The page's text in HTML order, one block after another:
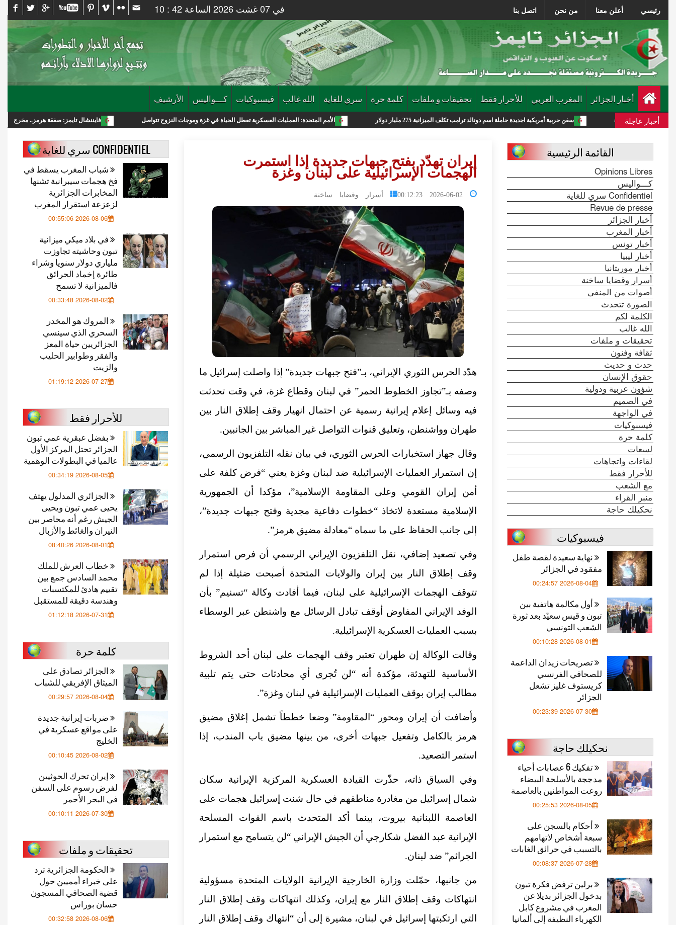
رئيسي أعلن معنا من نحن اتصل بنا في 07 غشت 2026 الساعة 42 : 10
أخبار الجزائر المغرب العربي للأحرار فقط تحقيقات و ملفات كلمة حرة سري للغاية الله غالب فيسبوكيات كـــواليس الأرشيف
أخبار عاجلة فايننشال تايمز: صفقة هرمز.. مخرج لترامب أم انتصار الأمم المتحدة: العمليات العسكرية تعطل الحياة في غزة وموجات النزوح تتواصل سفن حربية أمريكية اجديدة حاملة اسم دونالد ترامب تكلف الميزانية 275 مليار دولار جديدة
CONFIDENTIEL سري للغاية
شباب المغرب يسقط في
فخ هجمات سيبرانية تشنها
المخابرات الجزائرية
لزعزعة استقرار المغرب
2026-08-06 00:55:06
في بلاد ميكي ميزانية
تبون وحاشيته تجاوزت
ملياري دولار سنويا وشراء
طائرة إخماد الحرائق
فالميزانية لا تسمح
2026-08-02 00:33:48
المروك هو المخدر
السحري الذي سينسي
الجزائريين حياة المعز
والفقر وطوابير الحليب
والزيت
2026-07-27 01:19:12
للأحرار فقط
بفضل عبقرية عمي تبون
الجزائر تحتل المركز الأول
عالميا في البطولات الوهمية
2026-08-05 00:34:19
الجزائري المدلول يهتف
يحيى عمي تبون ويحيى
الجيش رغم أنه محاصر بين
النيران والغائط والأزبال
2026-08-01 08:40:26
خطاب العرش للملك
محمد السادس جمع بين
تقييم هادئ للمكتسبات
وهندسة دقيقة للمستقبل
2026-07-31 01:12:18
كلمة حرة
الجزائر تصادق على
الميثاق الإفريقي للشباب
2026-08-04 00:29:57
ضربات إيرانية جديدة
على مواقع عسكرية في
الخليج
2026-08-02 00:10:45
إيران تحرك الحوثيين
لفرض رسوم على السفن
في البحر الأحمر
2026-07-30 00:10:11
تحقيقات و ملفات
الحكومة الجزائرية ترد
على خبراء أمميين حول
قضية الصحافي المسجون
حسان بوراس
2026-08-06 00:32:58
إيران تهدّد بفتح جبهات جديدة إذا استمرت
الهجمات الإسرائيلية على لبنان وغزة
2026-06-02 00:12:23 أسرار وقضايا ساخنة
هدّد الحرس الثوري الإيراني، بـ”فتح جبهات جديدة” إذا واصلت إسرائيل ما
وصفه بـ”تجاوز الخطوط الحمر” في لبنان وقطاع غزة، في وقت تحدثت
فيه وسائل إعلام إيرانية رسمية عن احتمال انهيار وقف إطلاق النار بين
طهران وواشنطن، وتعليق قنوات التواصل غير المباشر بين الجانبين.
وقال جهاز استخبارات الحرس الثوري، في بيان نقله التلفزيون الرسمي،
إن استمرار العمليات الإسرائيلية ضد لبنان وغزة يعني “فرض كلفة على
أمن إيران القومي وعلى المقاومة الإسلامية”، مؤكدا أن الجمهورية
الإسلامية مستعدة لاتخاذ “خطوات دفاعية مجدية وفتح جبهات جديدة”،
إلى جانب الحفاظ على ما سماه “معادلة مضيق هرمز”.
وفي تصعيد إضافي، نقل التلفزيون الإيراني الرسمي أن فرص استمرار
وقف إطلاق النار بين إيران والولايات المتحدة أصبحت ضئيلة إذا لم
تتوقف
الهجمات الإسرائيلية على لبنان، فيما أفادت وكالة “تسنيم” بأن
الوفد الإيراني المفاوض أوقف تبادل الرسائل مع واشنطن عبر الوسطاء
بسبب العمليات العسكرية الإسرائيلية.
وقالت الوكالة إن طهران تعتبر وقف الهجمات على لبنان أحد الشروط
الأساسية للتهدئة، مؤكدة أنه “لن تُجرى أي محادثات حتى يتم تلبية
مطالب إيران بوقف العمليات الإسرائيلية في لبنان وغزة”.
وأضافت أن إيران ومحور “المقاومة” وضعا خططاً تشمل إغلاق مضيق
هرمز بالكامل وتفعيل جبهات أخرى، من بينها مضيق باب المندب، إذا
استمر التصعيد.
وفي السياق ذاته، حذّرت القيادة العسكرية المركزية الإيرانية سكان
شمال إسرائيل من مغادرة مناطقهم في حال شنت إسرائيل هجمات على
العاصمة اللبنانية بيروت، بينما أكد المتحدث باسم القوات المسلحة
الإيرانية عبد الفضل شكارجي أن الجيش الإيراني “لن يتسامح مع استمرار
الجرائم” ضد لبنان.
من جانبها، حمّلت وزارة الخارجية الإيرانية الولايات المتحدة مسؤولية
انتهاكات وقف إطلاق النار مع إيران، وكذلك انتهاكات وقف إطلاق النار
التي ارتكبتها إسرائيل في لبنان، مشيرة إلى أن “انتهاك وقف إطلاق النار
القائمة الرئيسية
Opinions Libres
كـــواليس
Confidentiel سري للغاية
Revue de presse
أخبار الجزائر
أخبار المغرب
أخبار تونس
أخبار ليبيا
أخبار موريتانيا
أسرار وقضايا ساخنة
أصوات من المنفى
الصورة تتحدث
الكلمة لكم
الله غالب
تحقيقات و ملفات
ثقافة وفنون
حدث و حديث
حقوق الإنسان
شؤون عربية ودولية
في الصميم
في الواجهة
فيسبوكيات
كلمة حرة
لسعات
لقاءات واتجاهات
للأحرار فقط
مع الشعب
منبر القراء
نحكيلك حاجة
فيسبوكيات
نهاية سعيدة لقصة طفل
مفقود في الجزائر
2026-08-04 00:24:57
أول مكالمة هاتفية بين
تبون و قيس سعيّد بعد ثورة
الشعب التونسي
2026-08-01 00:10:28
تصريحات زيدان الداعمة
للصحافي الفرنسي
كريستوف غليز تشعل
الجزائر
2026-07-30 00:23:39
نحكيلك حاجة
تفكيك 6 عصابات أحياء
مدججة بالأسلحة البيضاء
روعت المواطنين بالعاصمة
2026-08-05 00:25:53
أحكام بالسجن على
سبعة أشخاص لاتهامهم
بالتسبب في حرائق الغابات
2026-07-28 00:08:37
برلين ترفض فكرة تبون
بدخول الجزائر بديلا عن
المغرب في مشروع كابل
الكهرباء النظيفة إلى ألمانيا